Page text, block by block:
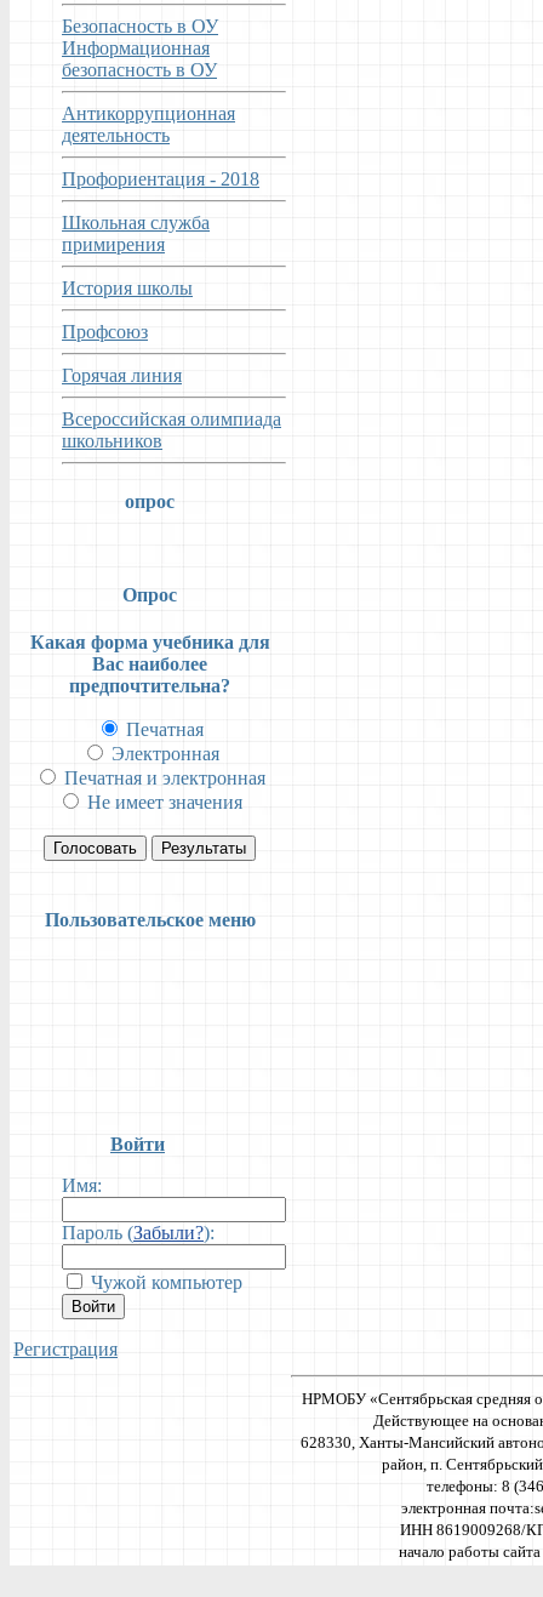
Безопасность в ОУ
Информационная
безопасность в ОУ
Антикоррупционная
деятельность
Профориентация - 2018
Школьная служба
примирения
История школы
Профсоюз
Горячая линия
Всероссийская олимпиада
школьников
опрос
Опрос
Какая форма учебника для
Вас наиболее
предпочтительна?
Печатная
Электронная
Печатная и электронная
Не имеет значения
Голосовать Результаты
Пользовательское меню
Войти
Имя:
Пароль (Забыли?):
Чужой компьютер
Войти
Регистрация
НРМОБУ «Сентябрьская средняя
Действующее на
628330, Ханты-Мансийский
район, п.
телефоны: 8
электронная почта:
ИНН 8619009268/
начало работы